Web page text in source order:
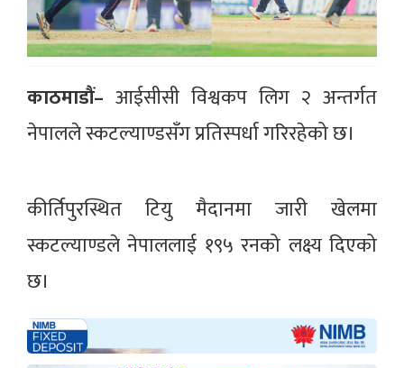
काठमाडौं– आईसीसी विश्वकप लिग २ अन्तर्गत
नेपालले स्कटल्याण्डसँग प्रतिस्पर्धा गरिरहेको छ।
कीर्तिपुरस्थित टियु मैदानमा जारी खेलमा
स्कटल्याण्डले नेपाललाई १९५ रनको लक्ष्य दिएको
छ।